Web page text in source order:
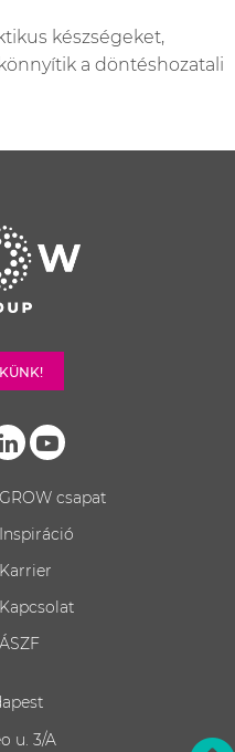
készségeket,
a döntéshozatali
GROW csapat
Inspiráció
Karrier
Kapcsolat
ÁSZF
u. 3/A